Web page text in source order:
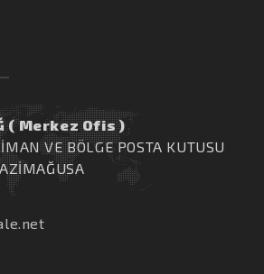
( Merkez Ofis )
VE BÖLGE POSTA KUTUSU